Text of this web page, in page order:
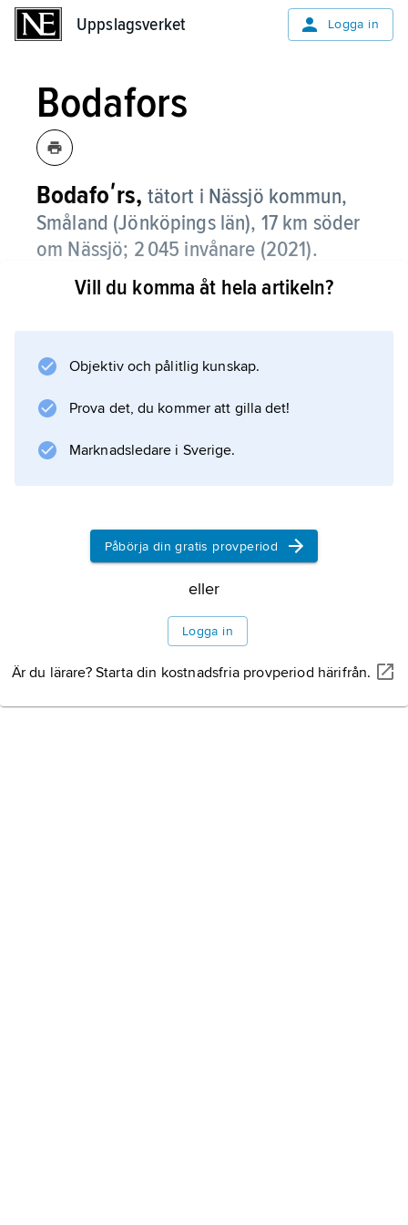
Uppslagsverket Logga in
Bodafors
Bodafoʹrs, tätort i Nässjö kommun,
Småland (Jönköpings län), 17 km söder
om Nässjö; 2 045 invånare (2021).
Trä- och möbelindustri dominerade under lång
.
Information om artikeln
Vill du komma åt hela artikeln?
Objektiv och pålitlig kunskap.
Prova det, du kommer att gilla det!
Marknadsledare i Sverige.
Påbörja din gratis provperiod
eller
Logga in
Är du lärare? Starta din kostnadsfria provperiod härifrån.